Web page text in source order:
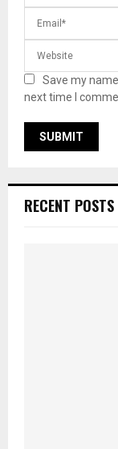
Save my
next time I
RECENT POSTS